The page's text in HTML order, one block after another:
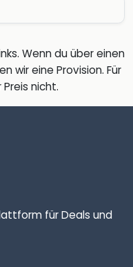
Wenn du über einen
wir eine Provision. Für
nicht.
für Deals und